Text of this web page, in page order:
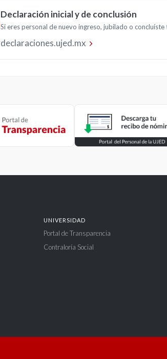
Declaración inicial y de conclusión
Si eres personal de nuevo ingreso, jubilado o
declaraciones.ujed.mx
UNIVERSIDAD
Portal de Transparencia
Contraloría Social